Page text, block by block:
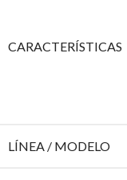
CARACTERÍSTICAS
LÍNEA / MODELO